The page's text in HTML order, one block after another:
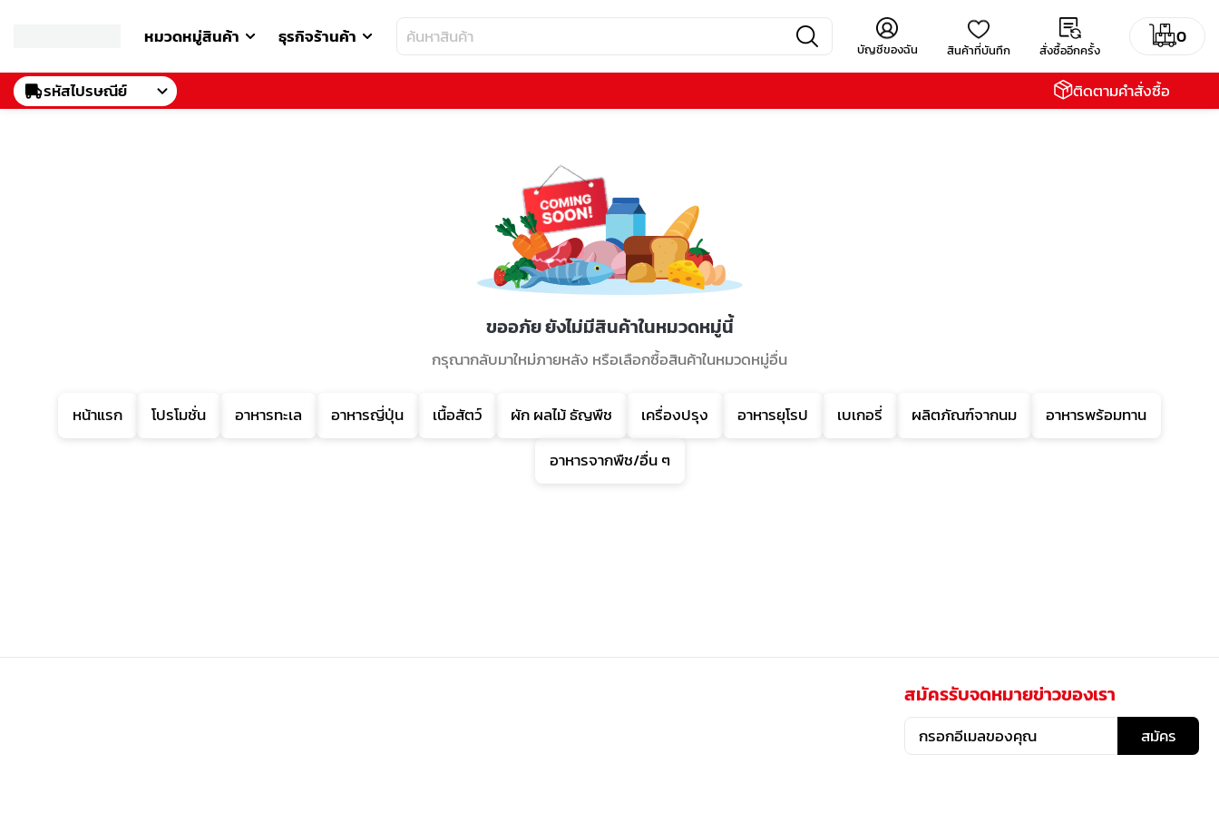
หมวดหมู่สินค้า ธุรกิจร้านค้า
บัญชีของฉัน สินค้าที่บันทึก สั่งซื้ออีกครั้ง
0
รหัสไปรษณีย์ ติดตามคำสั่งซื้อ
ขออภัย ยังไม่มีสินค้าในหมวดหมู่นี้
กรุณากลับมาใหม่ภายหลัง หรือเลือกซื้อสินค้าในหมวดหมู่อื่น
หน้าแรก โปรโมชั่น อาหารทะเล อาหารญี่ปุ่น เนื้อสัตว์ ผัก ผลไม้ ธัญพืช เครื่องปรุง อาหารยุโรป เบเกอรี่ ผลิตภัณฑ์จากนม
อาหารพร้อมทาน
อาหารจากพืช/อื่น ๆ
สมัครรับจดหมายข่าวของเรา
สมัคร